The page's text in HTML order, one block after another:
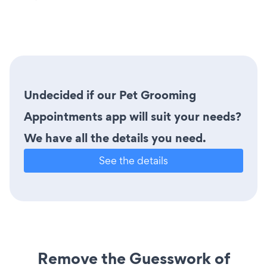
Undecided if our Pet Grooming
Appointments app will suit your needs?
We have all the details you need.
See the details
Remove the Guesswork of